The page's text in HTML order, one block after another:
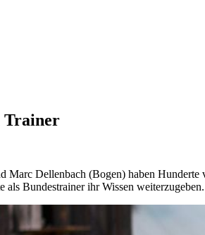
Trainer
Dellenbach (Bogen) haben
Bundestrainer ihr Wissen